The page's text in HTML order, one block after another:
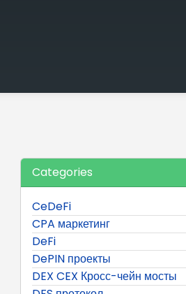
Categories
CeDeFi
CPA маркетинг
DeFi
DePIN проекты
DEX CEX Кросс-чейн мосты